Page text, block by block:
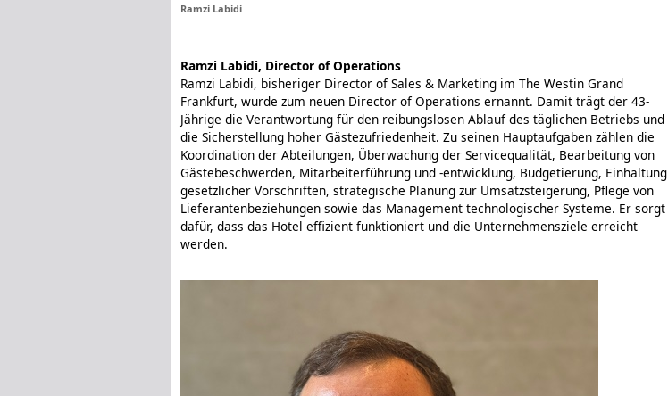
Ramzi Labidi
Ramzi Labidi, Director of Operations
Ramzi Labidi, bisheriger Director of Sales & Marketing im The Westin Grand
Frankfurt, wurde zum neuen Director of Operations ernannt. Damit trägt der 43-
Jährige die Verantwortung für den reibungslosen Ablauf des täglichen Betriebs und
die Sicherstellung hoher Gästezufriedenheit. Zu seinen Hauptaufgaben zählen die
Koordination der Abteilungen, Überwachung der Servicequalität, Bearbeitung von
Gästebeschwerden, Mitarbeiterführung und -entwicklung, Budgetierung, Einhaltung
gesetzlicher Vorschriften, strategische Planung zur Umsatzsteigerung, Pflege von
Lieferantenbeziehungen sowie das Management technologischer Systeme. Er sorgt
dafür, dass das Hotel effizient funktioniert und die Unternehmensziele erreicht
werden.